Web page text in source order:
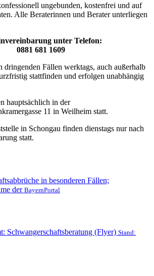
ungebunden, kostenfrei und auf
Alle Beraterinnen und Berater unterliegen
unter Telefon:
0881 681 1609
dringenden Fällen werktags, auch außerhalb
stattfinden und erfolgen unabhängig
hauptsächlich in der
11 in Weilheim statt.
in Schongau finden dienstags nur nach
statt.
in besonderen Fällen;
der BayernPortal
Schwangerschaftsberatung (Flyer) Stand: